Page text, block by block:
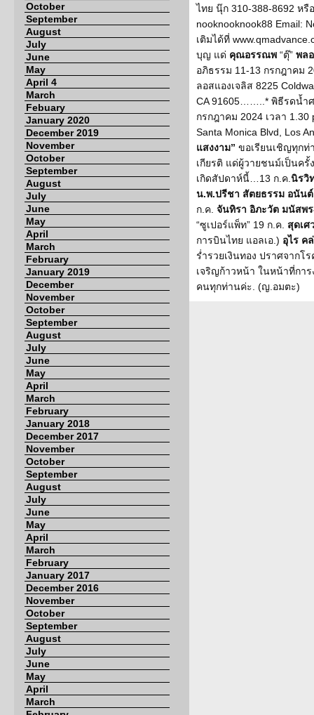
October
September
August
July
June
May
April 4
March
Febuary
January 2020
December 2019
November
October
September
August
July
June
May
April
March
February
January 2019
December
November
October
September
August
July
June
May
April
March
February
January 2018
December 2017
November
October
September
August
July
June
May
April
March
February
January 2017
December 2016
November
October
September
August
July
June
May
April
March
ไทย นุ๊ก 310-388-8692 หรื
nooknooknook88 Email:
เติมได้ที่
บุญ แด่ คุณอรรณพ “ตุ๊” พล
อภิธรรม 11-13 กรกฎาคม
ลอสแองเจลิส 8225
CA 91605……..* พิธีรดน้ำ
กรกฎาคม 2024 เวลา
Santa Monica Blvd, Los
แสงงาม” ขอเรียนเชิญทุกท่
เกียรติ แด่ผู้วายชนม์เป็นค
เกิดสัปดาห์นี้…13 ก.ค. นิรวิ
น.พ.ปรีชา สัตยธรรม อนัน
ก.ค. จันทิรา อิภะวัต มนัสพ
“ซูเปอร์แพ็ท” 19 ก.ค. สุดเศ
การบินไทย แอลเอ.) อุไร ค
ร่ำรวยเงินทอง ปราศจากโ
เจริญก้าวหน้า ในหน้าที่กา
คนทุกท่านค่ะ. (ญ.อมตะ)